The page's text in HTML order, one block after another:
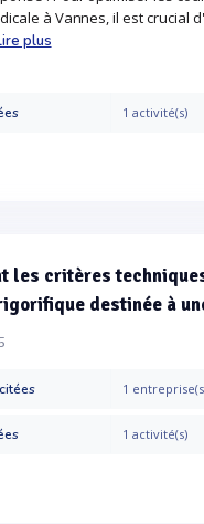
à Vannes, il est crucial
plus
1 activité(s)
les critères
destinée à
1
1 activité(s)